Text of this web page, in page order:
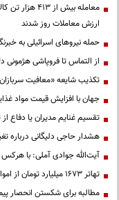
معامله بیش
ارزش معاملات روز شدند
حمله نیروهای اسرائیلی به
از التماس تا فروپاشی هژمونی
تکذیب شایعه «معافیت
جهان با افزایش قیمت مواد
تقسیم غنایم مدیران یا دفاع
هشدار حاجی دلیگانی درباره
آیت‌الله جوادی آملی: با هرکس
تهاتر ۱۶۷۳ میلیارد تومان از اموال شرکت‌های تراستی
مطالبه برای شکستن انحصار